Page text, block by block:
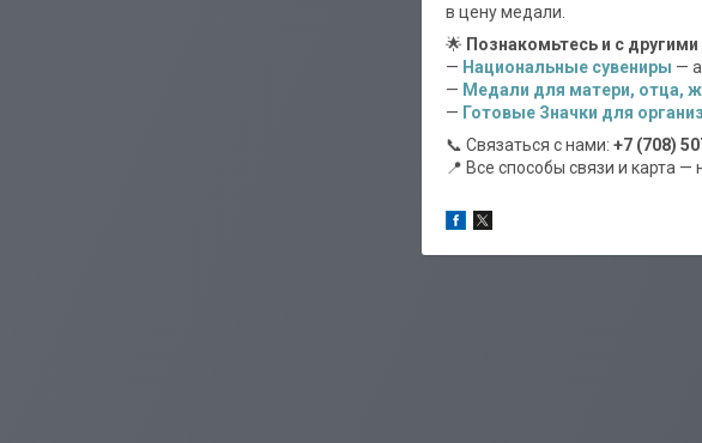
в цену медали.
🌟 Познакомьтесь и с
— Национальные сувениры —
— Медали для матери, отца,
— Готовые Значки для
📞 Связаться с нами: +7 (708)
📍 Все способы связи и карта —